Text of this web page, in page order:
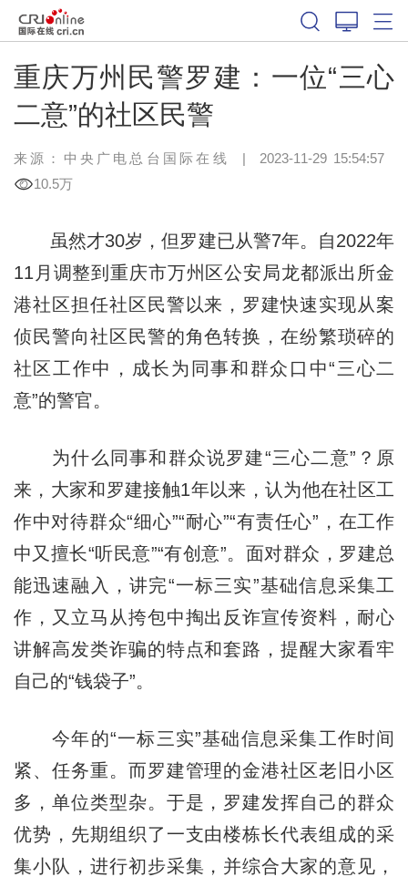
重庆万州民警罗建：一位“三心
二意”的社区民警
来源：中央广电总台国际在线 | 2023-11-29 15:54:57
10.5万
虽然才30岁，但罗建已从警7年。自2022年
11月调整到重庆市万州区公安局龙都派出所金
港社区担任社区民警以来，罗建快速实现从案
侦民警向社区民警的角色转换，在纷繁琐碎的
社区工作中，成长为同事和群众口中“三心二
意”的警官。
为什么同事和群众说罗建“三心二意”？原
来，大家和罗建接触1年以来，认为他在社区工
作中对待群众“细心”“耐心”“有责任心”，在工作
中又擅长“听民意”“有创意”。面对群众，罗建总
能迅速融入，讲完“一标三实”基础信息采集工
作，又立马从挎包中掏出反诈宣传资料，耐心
讲解高发类诈骗的特点和套路，提醒大家看牢
自己的“钱袋子”。
今年的“一标三实”基础信息采集工作时间
紧、任务重。而罗建管理的金港社区老旧小区
多，单位类型杂。于是，罗建发挥自己的群众
优势，先期组织了一支由楼栋长代表组成的采
集小队，进行初步采集，并综合大家的意见，